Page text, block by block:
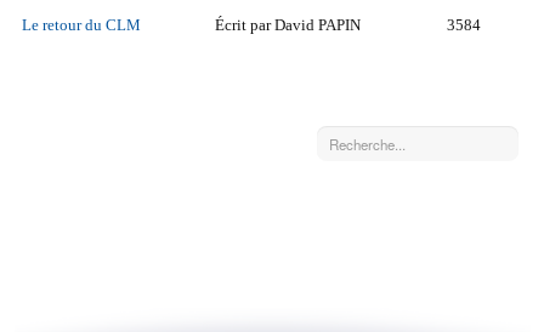
Le retour du CLM Écrit par David PAPIN 3584